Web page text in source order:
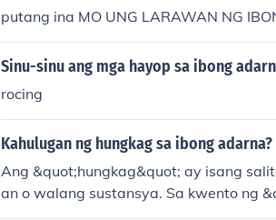
ng Ibong Adarna naman ay simbolo ng
a sakit ng kanilang ama.
putang ina MO UNG LARAWAN NG
Sinu-sinu ang mga hayop sa ibong
rocing
Kahulugan ng hungkag sa ibong adarna?
Ang &quot;hungkag&quot; ay isang
an o walang sustansya. Sa kwento ng
ungkag&quot; ng ibon ay maaaring